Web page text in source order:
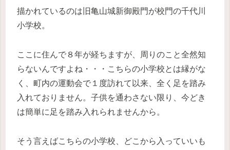
描かれているのは旧亀山城新御殿門が校門の千代川
小学校。
ここに住んで８年が経ちますが、周りのこと全然知
らないんですよね・・・こちらの小学校とは縁がな
く、町内の運動会で１度訪れて以来、全く足を踏み
入れておりません。子供を通わさない限り、今どき
は簡単に足を踏み入れられませんから。
そう言えばこちらの小学校、どこから入っていいも